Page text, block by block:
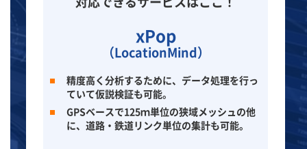
xPop
（LocationMind）
精度高く分析するために、データ処理を行っ
ていて仮説検証も可能。
GPSベースで125ｍ単位の狭域メッシュの他
に、道路・鉄道リンク単位の集計も可能。